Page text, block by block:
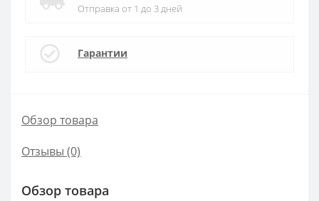
Отправка от 1 до 3 дней
Гарантии
Обзор товара
Отзывы (0)
Обзор товара